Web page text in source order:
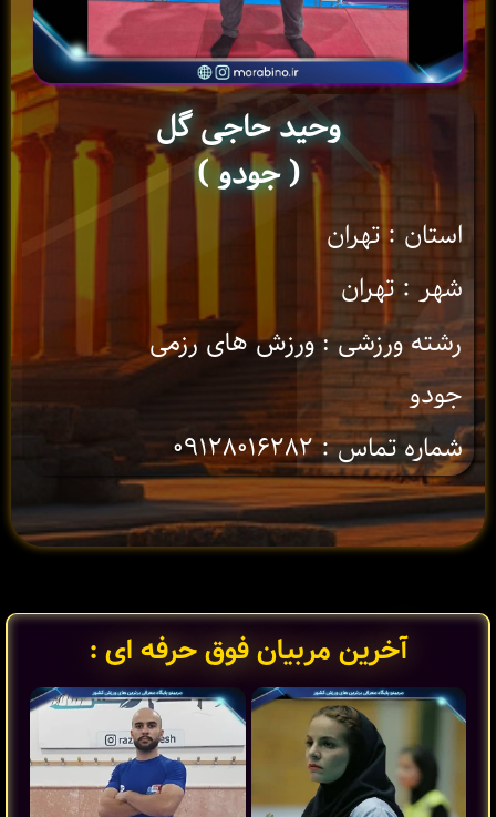
وحید حاجی گل
( جودو )
استان : تهران
شهر : تهران
رشته ورزشی : ورزش های رزمی
جودو
شماره تماس : ۰۹۱۲۸۰۱۶۲۸۲
آخرین مربیان فوق حرفه ای :